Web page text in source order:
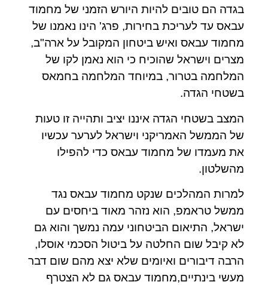
בגדה הם טובים להיות היורש הזמני של מחמוד
עבאס עד לעריכת בחירות, פרג' הינו נאמנו של
מחמוד עבאס ואיש ביטחון המקובל על ארה"ב,
מצרים וישראל שהוכיח כי הוא נאמן לקו של
המלחמה בטרור, במיוחד המלחמה בחמאס
בשטחי הגדה.
המצב בשטחי הגדה איננו יציב ותהייה זו טעות
של הממשל האמריקני וישראל לערער עכשיו
את מעמדו של מחמוד עבאס כדי להפילו
מהשלטון.
למרות המהלכים שנקט מחמוד עבאס נגד
ממשל טראמפ, הוא נזהר מאוד ביחסים עם
ישראל, התיאום הביטחוני עמה נמשך והוא גם
לא קיבל שום החלטה על ביטול הסכמי אוסלו,
הרבה דיבורים ואיומים שלא יצא מהם שום דבר
מעשי בינתיים,מחמוד עבאס גם לא הצטרף